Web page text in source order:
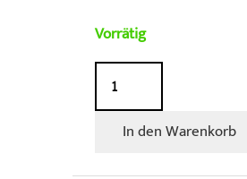
Vorrätig
Sowa
ReiserIn den Warenkorb